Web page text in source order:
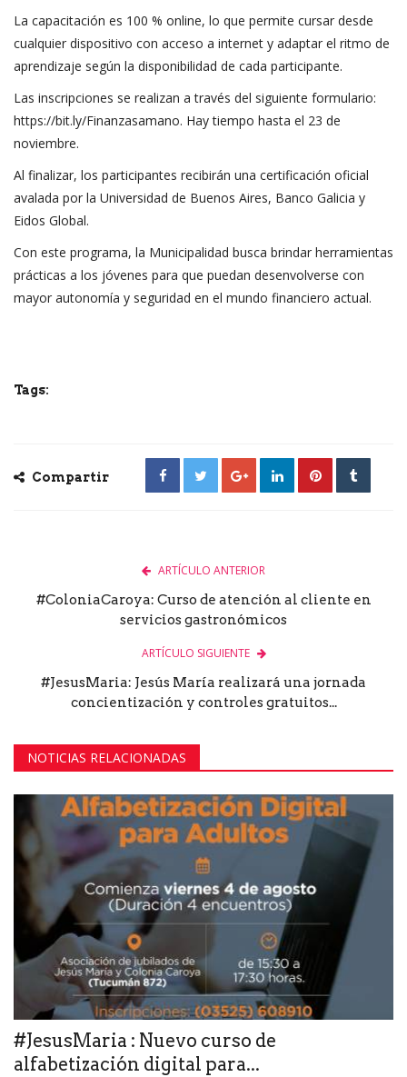
La capacitación es 100 % online, lo que permite cursar desde
cualquier dispositivo con acceso a internet y adaptar el ritmo de
aprendizaje según la disponibilidad de cada participante.
Las inscripciones se realizan a través del siguiente formulario:
https://bit.ly/Finanzasamano. Hay tiempo hasta el 23 de
noviembre.
Al finalizar, los participantes recibirán una certificación oficial
avalada por la Universidad de Buenos Aires, Banco Galicia y
Eidos Global.
Con este programa, la Municipalidad busca brindar herramientas
prácticas a los jóvenes para que puedan desenvolverse con
mayor autonomía y seguridad en el mundo financiero actual.
Tags:
Compartir
ARTÍCULO ANTERIOR
#ColoniaCaroya: Curso de atención al cliente en
servicios gastronómicos
ARTÍCULO SIGUIENTE
#JesusMaria: Jesús María realizará una jornada
concientización y controles gratuitos...
NOTICIAS RELACIONADAS
#JesusMaria : Nuevo curso de
alfabetización digital para...